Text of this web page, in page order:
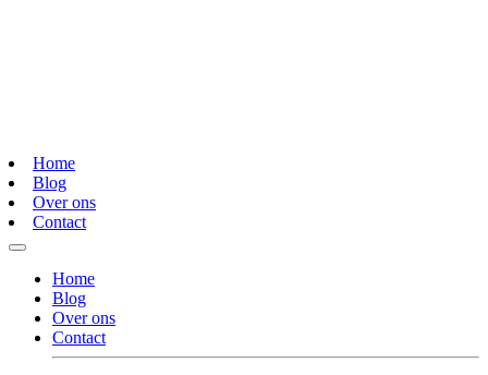
Home
Blog
Over ons
Contact
Home
Blog
Over ons
Contact